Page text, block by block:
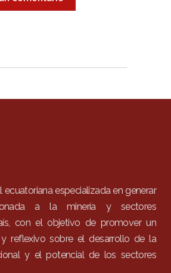
ecuatoriana especializada en generar
a la minería y sectores
con el objetivo de promover un
reflexivo sobre el desarrollo de la
y el potencial de los sectores